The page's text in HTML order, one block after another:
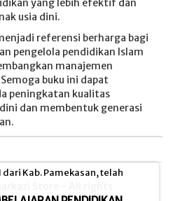
yang lebih efektif dan
usia dini.
referensi berharga bagi
pengelola pendidikan Islam
manajemen
buku ini dapat
peningkatan kualitas
dan membentuk generasi
Store - All rights
dari Kab. Pamekasan, telah